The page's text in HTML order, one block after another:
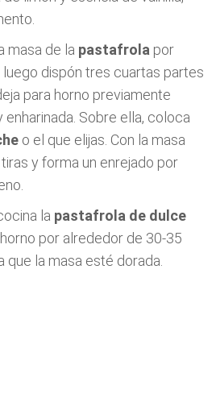
masa de la pastafrola por
luego dispón tres cuartas partes
para horno previamente
enharinada. Sobre ella, coloca
o el que elijas. Con la masa
y forma un enrejado por
la pastafrola de dulce
por alrededor de 30-35
que la masa esté dorada.